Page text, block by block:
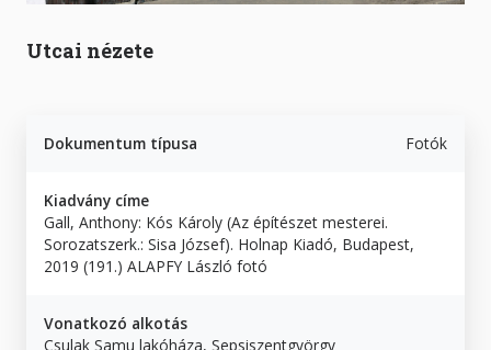
Utcai nézete
Dokumentum típusa Fotók
Kiadvány címe
Gall, Anthony: Kós Károly (Az építészet mesterei.
Sorozatszerk.: Sisa József). Holnap Kiadó, Budapest,
2019 (191.) ALAPFY László fotó
Vonatkozó alkotás
Csulak Samu lakóháza, Sepsiszentgyörgy